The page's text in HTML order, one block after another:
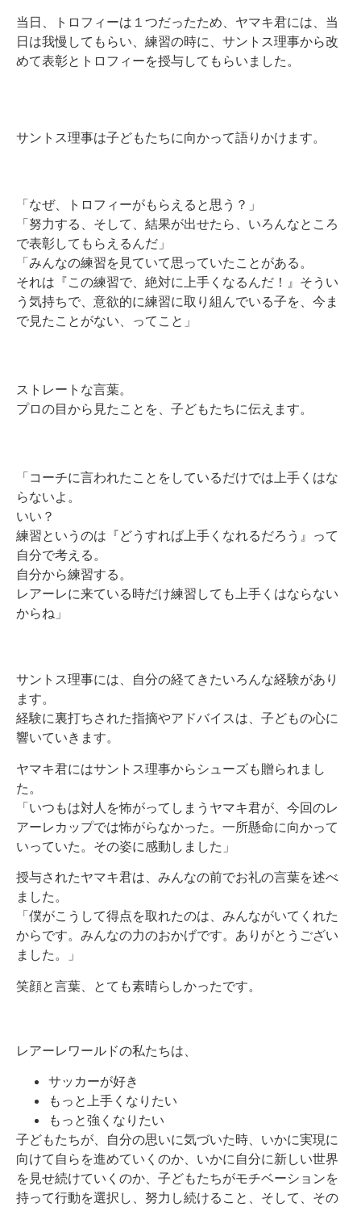
当日、トロフィーは１つだったため、ヤマキ君には、当
日は我慢してもらい、練習の時に、サントス理事から改
めて表彰とトロフィーを授与してもらいました。
サントス理事は子どもたちに向かって語りかけます。
「なぜ、トロフィーがもらえると思う？」
「努力する、そして、結果が出せたら、いろんなところ
で表彰してもらえるんだ」
「みんなの練習を見ていて思っていたことがある。
それは『この練習で、絶対に上手くなるんだ！』そうい
う気持ちで、意欲的に練習に取り組んでいる子を、今ま
で見たことがない、ってこと」
ストレートな言葉。
プロの目から見たことを、子どもたちに伝えます。
「コーチに言われたことをしているだけでは上手くはな
らないよ。
いい？
練習というのは『どうすれば上手くなれるだろう』って
自分で考える。
自分から練習する。
レアーレに来ている時だけ練習しても上手くはならない
からね」
サントス理事には、自分の経てきたいろんな経験があり
ます。
経験に裏打ちされた指摘やアドバイスは、子どもの心に
響いていきます。
ヤマキ君にはサントス理事からシューズも贈られまし
た。
「いつもは対人を怖がってしまうヤマキ君が、今回のレ
アーレカップでは怖がらなかった。一所懸命に向かって
いっていた。その姿に感動しました」
授与されたヤマキ君は、みんなの前でお礼の言葉を述べ
ました。
「僕がこうして得点を取れたのは、みんながいてくれた
からです。みんなの力のおかげです。ありがとうござい
ました。」
笑顔と言葉、とても素晴らしかったです。
レアーレワールドの私たちは、
サッカーが好き
もっと上手くなりたい
もっと強くなりたい
子どもたちが、自分の思いに気づいた時、いかに実現に
向けて自らを進めていくのか、いかに自分に新しい世界
を見せ続けていくのか、子どもたちがモチベーションを
持って行動を選択し、努力し続けること、そして、その